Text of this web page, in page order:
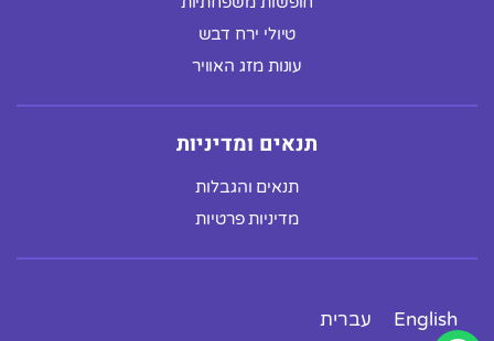
טיולי ירח דבש
עונות מזג האוויר
תנאים ומדיניות
תנאים והגבלות
מדיניות פרטיות
English עברית